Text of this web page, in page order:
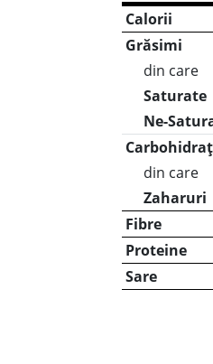
Calorii
Grăsimi
din care
Saturate
Ne-
din care
Zaharuri
Fibre
Proteine
Sare